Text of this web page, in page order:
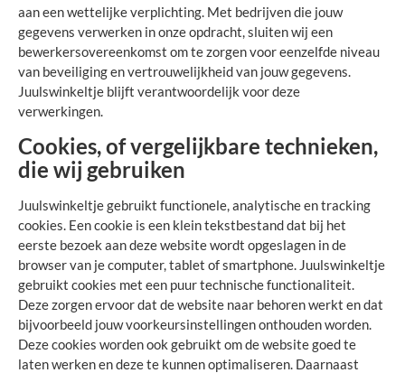
aan een wettelijke verplichting. Met bedrijven die jouw
gegevens verwerken in onze opdracht, sluiten wij een
bewerkersovereenkomst om te zorgen voor eenzelfde niveau
van beveiliging en vertrouwelijkheid van jouw gegevens.
Juulswinkeltje blijft verantwoordelijk voor deze
verwerkingen.
Cookies, of vergelijkbare technieken,
die wij gebruiken
Juulswinkeltje gebruikt functionele, analytische en tracking
cookies. Een cookie is een klein tekstbestand dat bij het
eerste bezoek aan deze website wordt opgeslagen in de
browser van je computer, tablet of smartphone. Juulswinkeltje
gebruikt cookies met een puur technische functionaliteit.
Deze zorgen ervoor dat de website naar behoren werkt en dat
bijvoorbeeld jouw voorkeursinstellingen onthouden worden.
Deze cookies worden ook gebruikt om de website goed te
laten werken en deze te kunnen optimaliseren. Daarnaast